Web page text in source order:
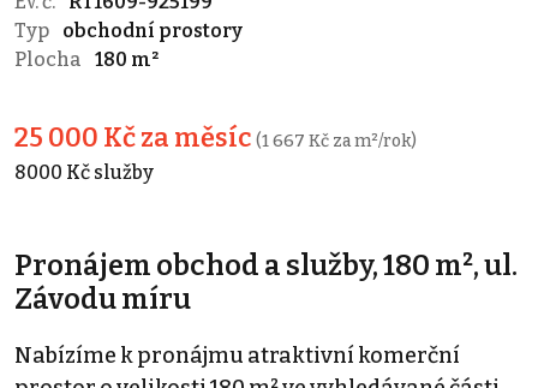
Typ
obchodní prostory
Plocha
180 m²
25 000 Kč za měsíc (1 667 Kč za m²/rok)
8000 Kč služby
Pronájem obchod a služby, 180 m², ul.
Závodu míru
Nabízíme k pronájmu atraktivní komerční